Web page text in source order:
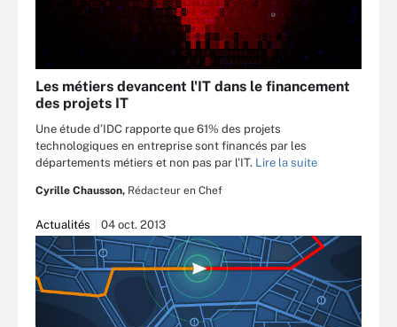
Les métiers devancent l'IT dans le financement
des projets IT
Une étude d’IDC rapporte que 61% des projets
technologiques en entreprise sont financés par les
départements métiers et non pas par l'IT. Lire la suite
Cyrille Chausson, Rédacteur en Chef
Actualités 04 oct. 2013